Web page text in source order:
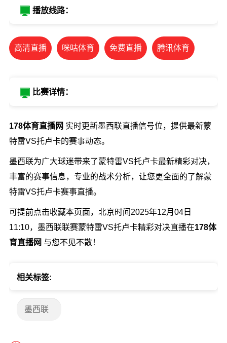
播放线路：
高清直播 咪咕体育 免费直播 腾讯体育
比赛详情：
178体育直播网 实时更新墨西联直播信号位，提供最新蒙
特雷VS托卢卡的赛事动态。
墨西联为广大球迷带来了蒙特雷VS托卢卡最新精彩对决，
丰富的赛事信息，专业的战术分析，让您更全面的了解蒙
特雷VS托卢卡赛事直播。
可提前点击收藏本页面，北京时间2025年12月04日
11:10，墨西联联赛蒙特雷VS托卢卡精彩对决直播在178体
育直播网 与您不见不散！
相关标签:
墨西联